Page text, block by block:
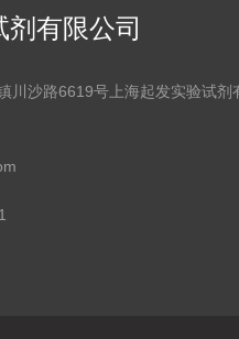
剂有限公司
川沙路6619号上海起发实验试剂